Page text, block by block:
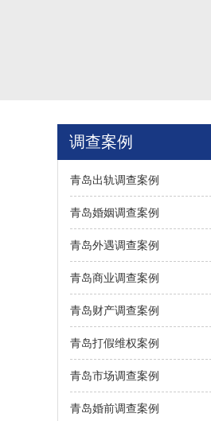
调查案例
青岛出轨调查案例
青岛婚姻调查案例
青岛外遇调查案例
青岛商业调查案例
青岛财产调查案例
青岛打假维权案例
青岛市场调查案例
青岛婚前调查案例